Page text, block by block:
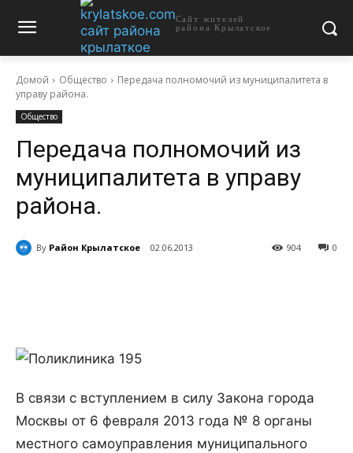
Сайт жителей
района Крылатское
Домой Общество
Передача полномочий из муниципалитета в
управу района.
Общество
Передача полномочий из
муниципалитета в управу
района.
By Район Крылатское 02.06.2013 0
904
В связи с вступлением в силу Закона города
Москвы от 6 февраля 2013 года № 8 органы
местного самоуправления муниципального